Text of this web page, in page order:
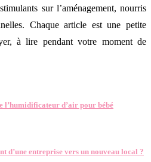
sur l’aménagement, nourris
Chaque article est une petite
à lire pendant votre moment de
l’humidificateur d’air pour bébé
d’une entreprise vers un nouveau local ?